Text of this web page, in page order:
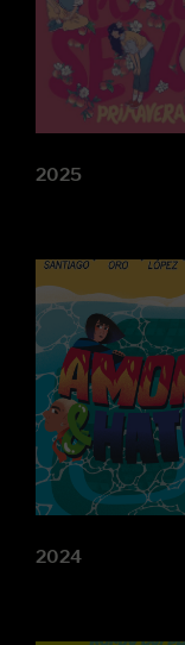
2025
2024